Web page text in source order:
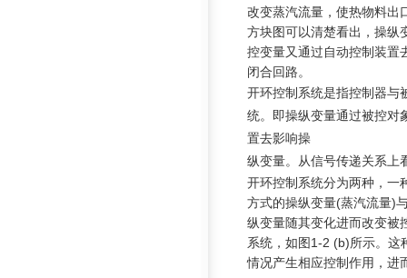
改变蒸汽流量， 使热物料出
方块图可以清楚看出，操纵
控变量又通过自动控制装置
闭合回路。
开环控制系统是指控制器与
统。即操纵变量通过被控对
置去影响操
纵变量。从信号传递关系上
开环控制系统分为两种，一
方式的操纵变量(蒸汽流量)
纵变量随其变化进而改变被
系统，如图1-2 (b)所示。这
情况产生相应控制作用，进